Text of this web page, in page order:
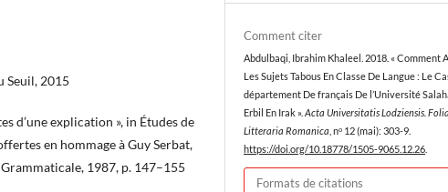
Seuil, 2015
d’une explication », in Études de
en hommage à Guy Serbat,
1987, p. 147–155
Comment citer
Abdulbaqi, Ibrahim Khaleel. 2018. « Comment
Les Sujets Tabous En Classe De Langue : Le
département De français De l’Université
Erbil En Irak ». Acta Universitatis Lodziensis. Folia
Litteraria Romanica , nᵒ 12 (mai): 303-9.
https://doi.org/10.18778/1505-9065.12.26
Formats de citations